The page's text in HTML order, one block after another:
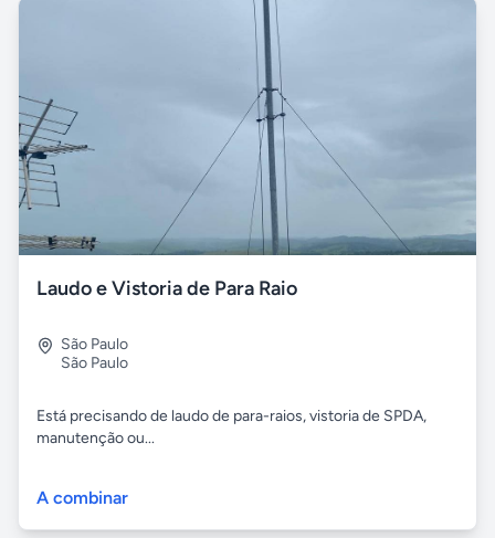
Laudo e Vistoria de Para Raio
São Paulo
São Paulo
Está precisando de laudo de para-raios, vistoria de SPDA,
manutenção ou...
A combinar